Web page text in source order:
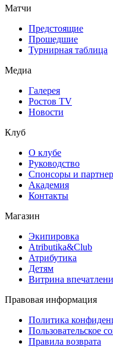
Матчи
Предстоящие
Прошедшие
Турнирная таблица
Медиа
Галерея
Ростов TV
Новости
Клуб
О клубе
Руководство
Спонсоры и
Академия
Контакты
Магазин
Экипировка
Atributika&Club
Атрибутика
Детям
Витрина
Правовая информация
Политика
Пользовательское
Правила возврата